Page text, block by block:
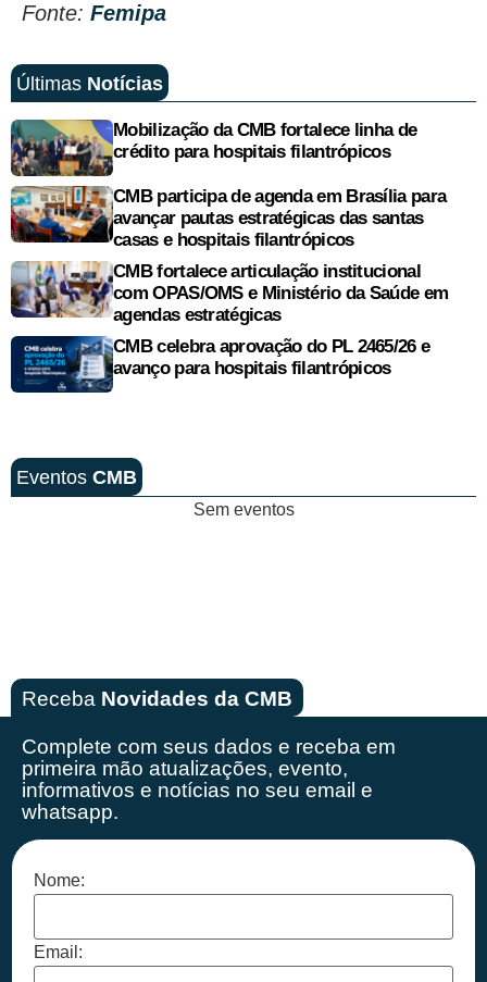
Fonte: Femipa
Últimas Notícias
Mobilização da CMB fortalece linha de
crédito para hospitais filantrópicos
CMB participa de agenda em Brasília para
avançar pautas estratégicas das santas
casas e hospitais filantrópicos
CMB fortalece articulação institucional
com OPAS/OMS e Ministério da Saúde em
agendas estratégicas
CMB celebra aprovação do PL 2465/26 e
avanço para hospitais filantrópicos
Eventos CMB
Sem eventos
Receba Novidades da CMB
Complete com seus dados e receba em
primeira mão atualizações, evento,
informativos e notícias no seu email e
whatsapp.
Nome:
Email: